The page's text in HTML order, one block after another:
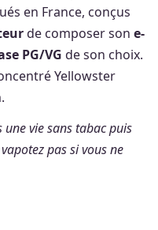
en France, conçus
de composer son e-
PG/VG de son choix.
Yellowster
vie sans tabac puis
pas si vous ne